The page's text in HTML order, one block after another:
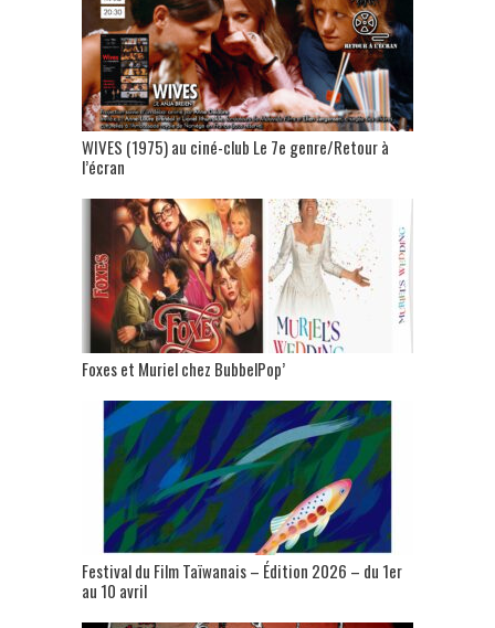
WIVES (1975) au ciné-club Le 7e genre/Retour à
l’écran
Foxes et Muriel chez BubbelPop’
Festival du Film Taïwanais – Édition 2026 – du 1er
au 10 avril